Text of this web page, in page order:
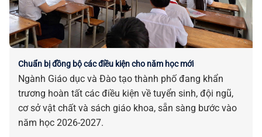
Chuẩn bị đồng bộ các điều kiện cho năm học mới
Ngành Giáo dục và Đào tạo thành phố đang khẩn
trương hoàn tất các điều kiện về tuyển sinh, đội ngũ,
cơ sở vật chất và sách giáo khoa, sẵn sàng bước vào
năm học 2026-2027.